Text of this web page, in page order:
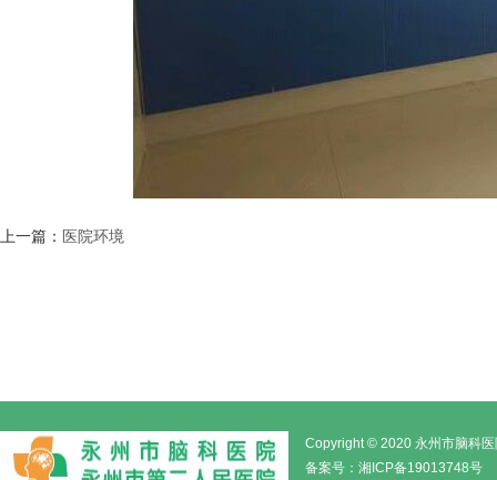
上一篇： 医院环境
Copyright © 2020 永州市脑科
备案号： 湘ICP备19013748号